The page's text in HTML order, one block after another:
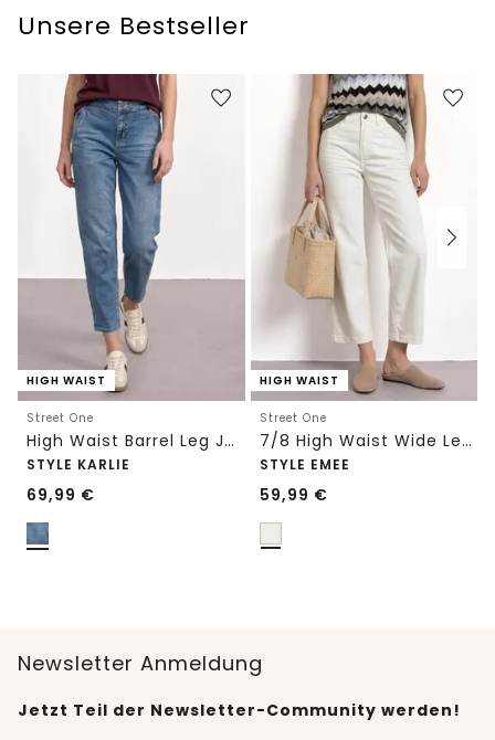
Unsere Bestseller
HIGH WAIST
Street One
High Waist Barrel Leg Jeans im Loose Fit
STYLE KARLIE
69,99 €
HIGH WAIST
Street One
7/8 High Waist Wide Leg Jeans im Loose Fit
STYLE EMEE
59,99 €
Newsletter Anmeldung
Jetzt Teil der Newsletter-Community werden!